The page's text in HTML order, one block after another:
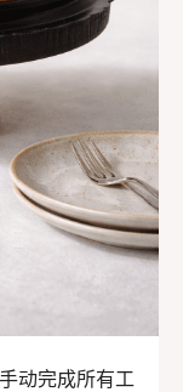
动完成所有工